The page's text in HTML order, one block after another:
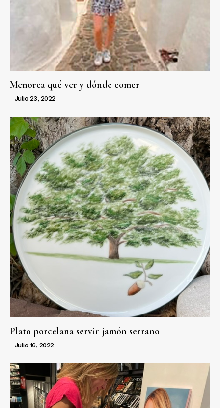
Menorca qué ver y dónde comer
Julio 23, 2022
Plato porcelana servir jamón serrano
Julio 16, 2022